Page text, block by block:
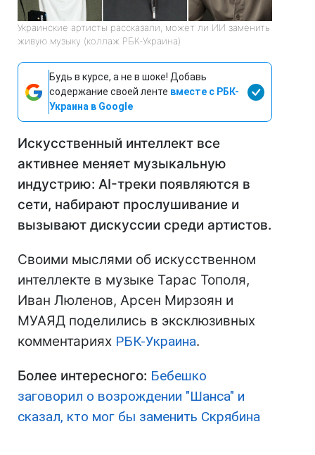
Украинские артисты рассказали, может ли ИИ заменить
живую музыку (коллаж РБК-Украина)
Будь в курсе, а не в шоке! Добавь
содержание своей ленте вместе с РБК-
Украина в Google
Искусственный интеллект все
активнее меняет музыкальную
индустрию: AI-треки появляются в
сети, набирают прослушивание и
вызывают дискуссии среди артистов.
Своими мыслями об искусственном
интеллекте в музыке Тарас Тополя,
Иван Люленов, Арсен Мирзоян и
МУАЯД поделились в эксклюзивных
комментариях РБК-Украина.
Более интересного: Бебешко
заговорил о возрождении "Шанса" и
сказал, кто мог бы заменить Скрябина